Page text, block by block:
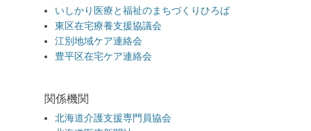
いしかり医療と福祉のまちづくりひろば
東区在宅療養支援協議会
江別地域ケア連絡会
豊平区在宅ケア連絡会
関係機関
北海道介護支援専門員協会